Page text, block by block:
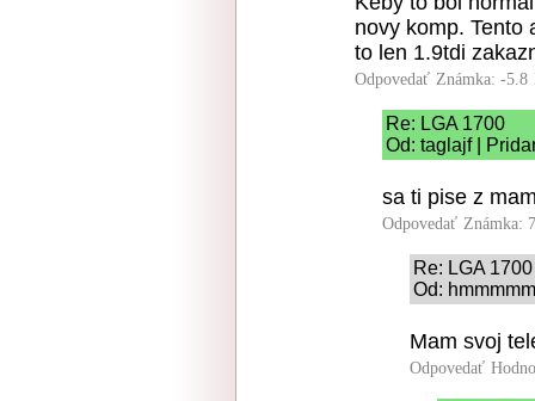
novy komp. Tento
to len 1.9tdi
Odpovedať Známka: -5.8
Re: LGA 1700
Od: taglajf |
sa ti pise z
Odpovedať Známka:
Re: LGA 1700
Od:
Mam svoj
Odpovedať